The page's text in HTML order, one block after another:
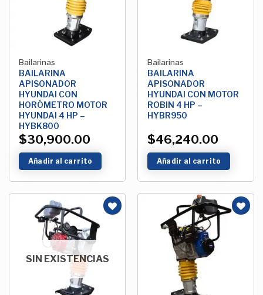
Bailarinas
BAILARINA
APISONADOR
HYUNDAI CON
HORÓMETRO MOTOR
HYUNDAI 4 HP –
HYBK800
$30,900.00
Añadir al carrito
Bailarinas
BAILARINA
APISONADOR
HYUNDAI CON MOTOR
ROBIN 4 HP –
HYBR950
$46,240.00
Añadir al carrito
Añadir
deseos
SIN EXISTENCIAS